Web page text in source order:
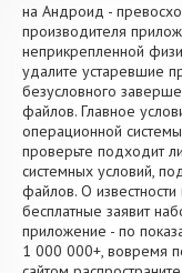
на Андроид -
производителя
неприкрепленной
удалите устаревшие
безусловного
файлов. Главное
операционной
проверьте подходит
системных условий,
файлов. О
бесплатные заявит
приложение - по
1 000 000+, вовремя